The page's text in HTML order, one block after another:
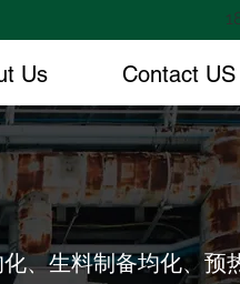
Us Contact US
、生料制备均化、预